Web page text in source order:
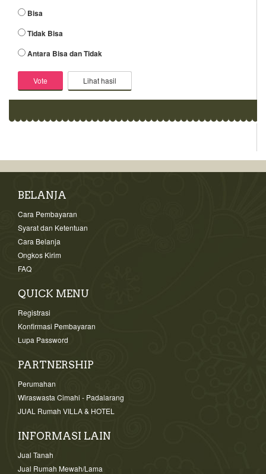
Bisa
Tidak Bisa
Antara Bisa dan Tidak
Lihat hasil
BELANJA
Cara Pembayaran
Syarat dan Ketentuan
Cara Belanja
Ongkos Kirim
FAQ
QUICK MENU
Registrasi
Konfirmasi Pembayaran
Lupa Password
PARTNERSHIP
Perumahan
Wiraswasta Cimahi - Padalarang
JUAL Rumah VILLA & HOTEL
INFORMASI LAIN
Jual Tanah
Jual Rumah Mewah/Lama